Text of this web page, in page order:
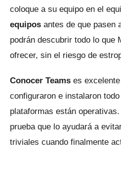
coloque a su equipo en el
equipos antes de que pasen
podrán descubrir todo lo que
ofrecer, sin el riesgo de
Conocer Teams es
configuraron e instalaron
plataformas están operativas.
prueba que lo ayudará a
triviales cuando finalmente